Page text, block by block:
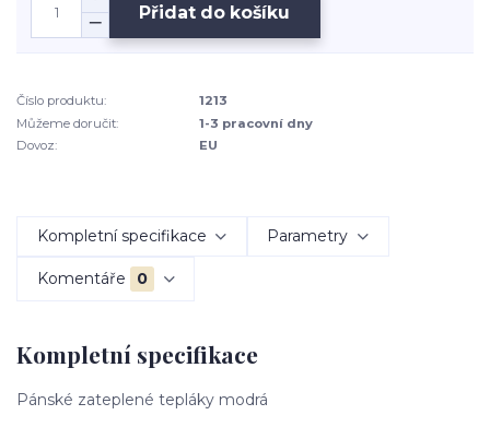
Přidat do košíku
Číslo produktu:
1213
Můžeme doručit:
1-3 pracovní dny
Dovoz:
EU
Kompletní specifikace Parametry
Komentáře 0
Kompletní specifikace
Pánské zateplené tepláky modrá